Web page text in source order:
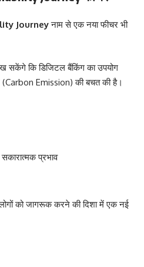
Journeyनाम से एक नया फीचर भी
सकेंगे कि डिजिटल बैंकिंग का उपयोग
(Carbon Emission) की बचत की है।
प्रभाव
को जागरूक करने की दिशा में एक नई